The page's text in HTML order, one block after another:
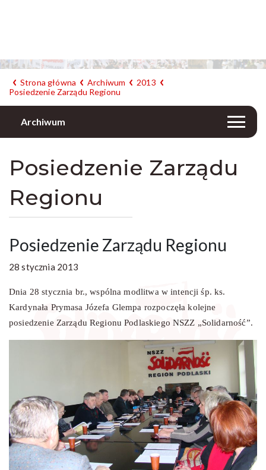
Strona główna Archiwum
2013
Posiedzenie Zarządu Regionu
Archiwum
Posiedzenie Zarządu
Regionu
Posiedzenie Zarządu Regionu
28 stycznia 2013
Dnia 28 stycznia br., wspólna modlitwa w intencji śp. ks.
Kardynała Prymasa Józefa Glempa rozpoczęła kolejne
posiedzenie Zarządu Regionu Podlaskiego NSZZ „Solidarność”.